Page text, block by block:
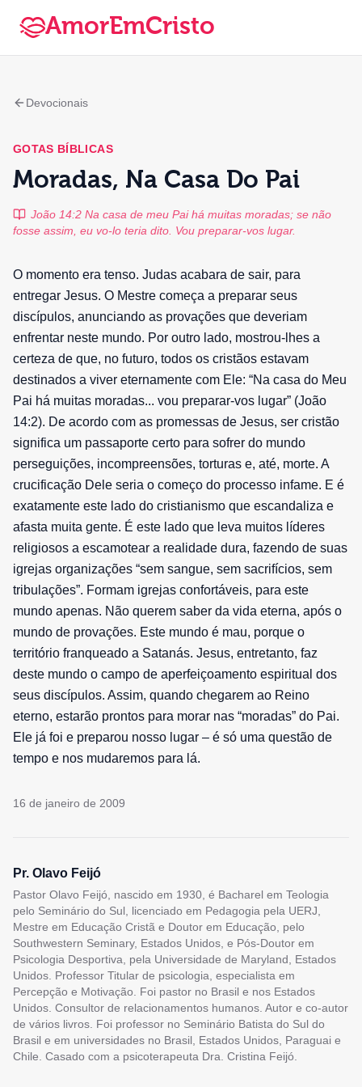
AmorEmCristo
Devocionais
GOTAS BÍBLICAS
Moradas, Na Casa Do Pai
João 14:2 Na casa de meu Pai há muitas moradas; se não
fosse assim, eu vo-lo teria dito. Vou preparar-vos lugar.
O momento era tenso. Judas acabara de sair, para
entregar Jesus. O Mestre começa a preparar seus
discípulos, anunciando as provações que deveriam
enfrentar neste mundo. Por outro lado, mostrou-lhes a
certeza de que, no futuro, todos os cristãos estavam
destinados a viver eternamente com Ele: “Na casa do Meu
Pai há muitas moradas... vou preparar-vos lugar” (João
14:2). De acordo com as promessas de Jesus, ser cristão
significa um passaporte certo para sofrer do mundo
perseguições, incompreensões, torturas e, até, morte. A
crucificação Dele seria o começo do processo infame. E é
exatamente este lado do cristianismo que escandaliza e
afasta muita gente. É este lado que leva muitos líderes
religiosos a escamotear a realidade dura, fazendo de suas
igrejas organizações “sem sangue, sem sacrifícios, sem
tribulações”. Formam igrejas confortáveis, para este
mundo apenas. Não querem saber da vida eterna, após o
mundo de provações. Este mundo é mau, porque o
território franqueado a Satanás. Jesus, entretanto, faz
deste mundo o campo de aperfeiçoamento espiritual dos
seus discípulos. Assim, quando chegarem ao Reino
eterno, estarão prontos para morar nas “moradas” do Pai.
Ele já foi e preparou nosso lugar – é só uma questão de
tempo e nos mudaremos para lá.
16 de janeiro de 2009
Pr. Olavo Feijó
Pastor Olavo Feijó, nascido em 1930, é Bacharel em Teologia
pelo Seminário do Sul, licenciado em Pedagogia pela UERJ,
Mestre em Educação Cristã e Doutor em Educação, pelo
Southwestern Seminary, Estados Unidos, e Pós-Doutor em
Psicologia Desportiva, pela Universidade de Maryland, Estados
Unidos. Professor Titular de psicologia, especialista em
Percepção e Motivação. Foi pastor no Brasil e nos Estados
Unidos. Consultor de relacionamentos humanos. Autor e co-autor
de vários livros. Foi professor no Seminário Batista do Sul do
Brasil e em universidades no Brasil, Estados Unidos, Paraguai e
Chile. Casado com a psicoterapeuta Dra. Cristina Feijó.